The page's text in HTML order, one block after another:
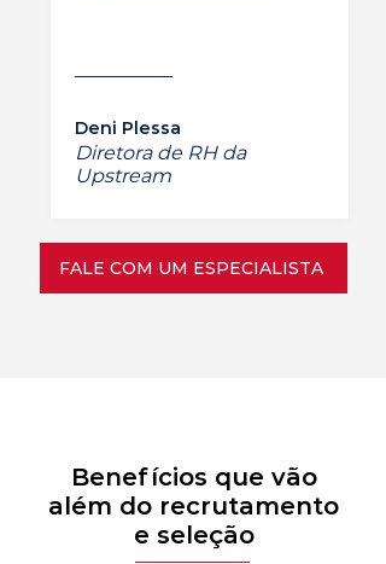
Deni Plessa
Diretora de RH da
Upstream
FALE COM UM ESPECIALISTA
Benefícios que vão
além do recrutamento
e seleção